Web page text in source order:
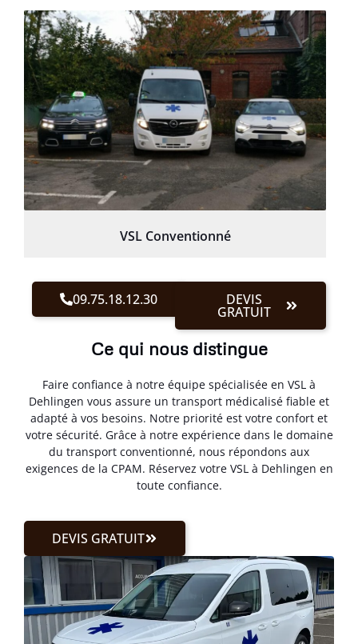
VSL Conventionné
09.75.18.12.30 DEVIS
GRATUIT
Ce qui nous distingue
Faire confiance à notre équipe spécialisée en VSL à
Dehlingen vous assure un transport médicalisé fiable et
adapté à vos besoins. Notre priorité est votre confort et
votre sécurité. Grâce à notre expérience dans le domaine
du transport conventionné, nous répondons aux
exigences de la CPAM. Réservez votre VSL à Dehlingen en
toute confiance.
DEVIS GRATUIT